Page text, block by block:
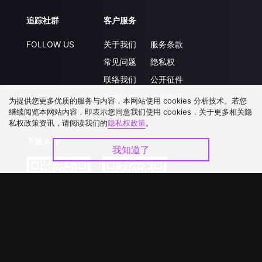
追踪社群
FOLLOW US
客户服务
关于我们
常见问题
联络我们
升级VIP
服务条款
隐私权
公开征件
合作洽談
下载 APP
为提供您更多优质的服务与内容，本网站使用 cookies 分析技术。若您
继续阅览本网站内容，即表示您同意我们使用 cookies，关于更多相关隐
私权政策资讯，请阅读我们的隐私权政策。
我知道了